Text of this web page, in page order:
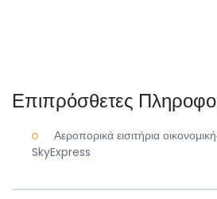
Επιπρόσθετες
Αεροπορικά εισιτήρια
SkyExpress